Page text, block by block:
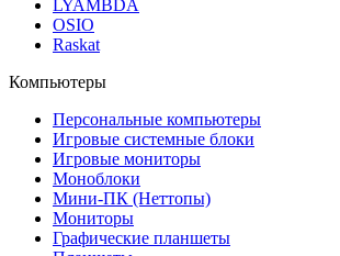
LYAMBDA
OSIO
Raskat
Компьютеры
Персональные компьютеры
Игровые системные блоки
Игровые мониторы
Моноблоки
Мини-ПК (Неттопы)
Мониторы
Графические планшеты